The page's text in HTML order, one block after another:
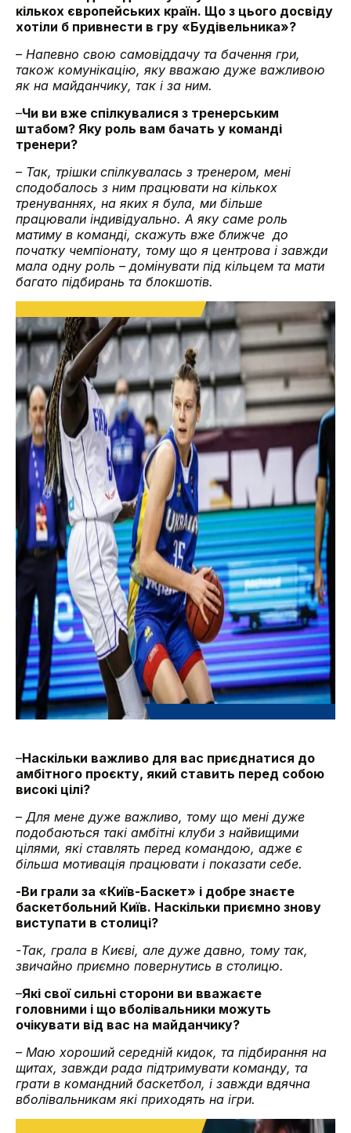
кількох європейських країн. Що з цього досвіду
хотіли б привнести в гру «Будівельника»?
– Напевно свою самовіддачу та бачення гри,
також комунікацію, яку вважаю дуже важливою
як на майданчику, так і за ним.
–Чи ви вже спілкувалися з тренерським
штабом? Яку роль вам бачать у команді
тренери?
– Так, трішки спілкувалась з тренером, мені
сподобалось з ним працювати на кількох
тренуваннях, на яких я була, ми більше
працювали індивідуально.А яку саме роль
матиму в команді, скажуть вже ближче до
початку чемпіонату, тому що я центрова і завжди
мала одну роль – домінувати під кільцем та мати
багато підбирань та блокшотів.
–Наскільки важливо для вас приєднатися до
амбітного проєкту, який ставить перед собою
високі цілі?
– Для мене дуже важливо, тому що мені дуже
подобаються такі амбітні клуби з найвищими
цілями, які ставлять перед командою, адже є
більша мотивація працювати і показати себе.
-Ви грали за «Київ-Баскет» і добре знаєте
баскетбольний Київ. Наскільки приємно знову
виступати в столиці?
-Так, грала в Києві, але дуже давно, тому так,
звичайно приємно повернутись в столицю.
–Які свої сильні сторони ви вважаєте
головними і що вболівальники можуть
очікувати від вас на майданчику?
– Маю хороший середній кидок, та підбирання на
щитах, завжди рада підтримувати команду, та
грати в командний баскетбол, і завжди вдячна
вболівальникам які приходять на ігри.